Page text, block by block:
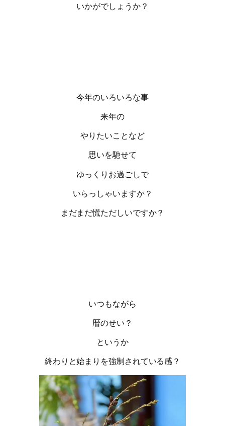
いかがでしょうか？
今年のいろいろな事
来年の
やりたいことなど
思いを馳せて
ゆっくりお過ごしで
いらっしゃいますか？
まだまだ慌ただしいですか？
いつもながら
暦のせい？
というか
終わりと始まりを強制されている感？